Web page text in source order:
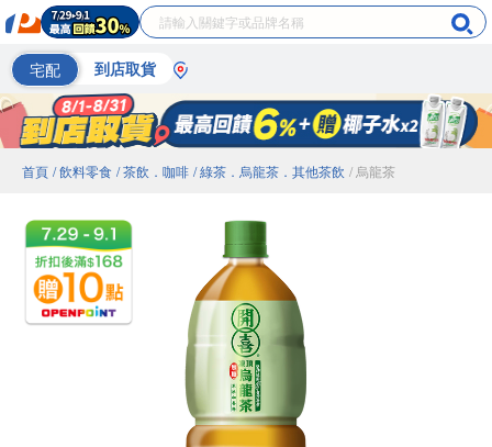
宅配 到店取貨
首頁 / 飲料零食 / 茶飲．咖啡 / 綠茶．烏龍茶．其他茶飲 / 烏龍茶